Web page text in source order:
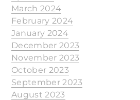
March 2024
February 2024
January 2024
December 2023
November 2023
October 2023
September 2023
August 2023